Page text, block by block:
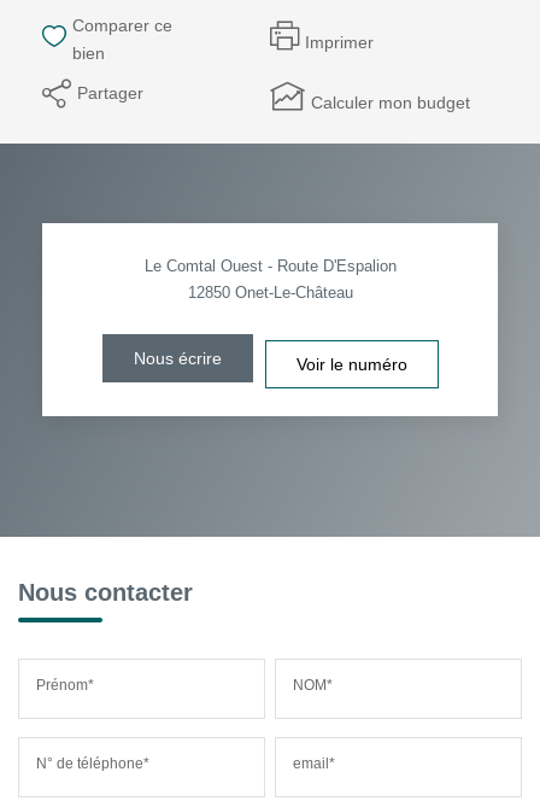
Comparer ce
bien
Imprimer
Partager Calculer mon budget
Le Comtal Ouest - Route D'Espalion
12850 Onet-Le-Château
Nous écrire Voir le numéro
Nous contacter
Prénom* NOM*
N° de téléphone* email*